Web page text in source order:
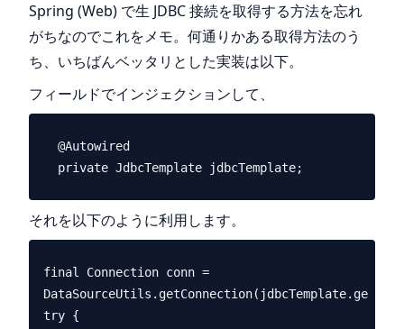
Spring (Web) で生 JDBC 接続を取得する方法を忘れ
がちなのでこれをメモ。何通りかある取得方法のう
ち、いちばんベッタリとした実装は以下。
フィールドでインジェクションして、
それを以下のように利用します。
final Connection conn =
try {